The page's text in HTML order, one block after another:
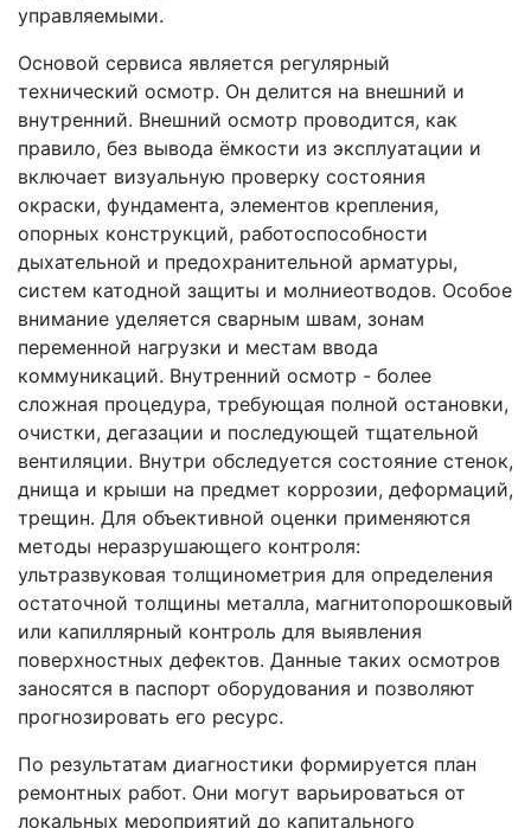
управляемыми.
Основой сервиса является регулярный
технический осмотр. Он делится на внешний и
внутренний. Внешний осмотр проводится, как
правило, без вывода ёмкости из эксплуатации и
включает визуальную проверку состояния
окраски, фундамента, элементов крепления,
опорных конструкций, работоспособности
дыхательной и предохранительной арматуры,
систем катодной защиты и молниеотводов. Особое
внимание уделяется сварным швам, зонам
переменной нагрузки и местам ввода
коммуникаций. Внутренний осмотр - более
сложная процедура, требующая полной остановки,
очистки, дегазации и последующей тщательной
вентиляции. Внутри обследуется состояние стенок,
днища и крыши на предмет коррозии, деформаций,
трещин. Для объективной оценки применяются
методы неразрушающего контроля:
ультразвуковая толщинометрия для определения
остаточной толщины металла, магнитопорошковый
или капиллярный контроль для выявления
поверхностных дефектов. Данные таких осмотров
заносятся в паспорт оборудования и позволяют
прогнозировать его ресурс.
По результатам диагностики формируется план
ремонтных работ. Они могут варьироваться от
локальных мероприятий до капитального